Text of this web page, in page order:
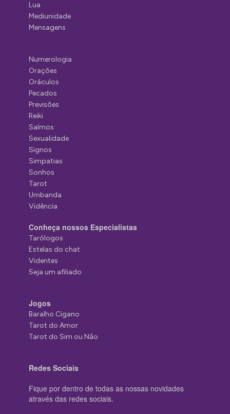
Lua
Mediunidade
Mensagens
Numerologia
Orações
Oráculos
Pecados
Previsões
Reiki
Salmos
Sexualidade
Signos
Simpatias
Sonhos
Tarot
Umbanda
Vidência
Conheça nossos Especialistas
Tarólogos
Estelas do chat
Videntes
Seja um afiliado
Jogos
Baralho Cigano
Tarot do Amor
Tarot do Sim ou Não
Redes Sociais
Fique por dentro de todas as nossas novidades
através das redes sociais.